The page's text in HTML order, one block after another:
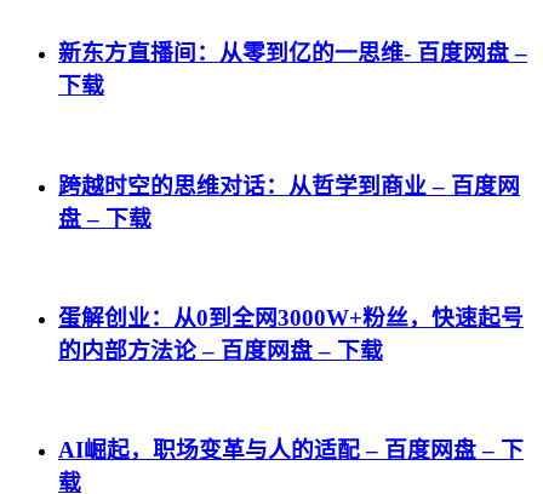
新东方直播间：从零到亿的一思维- 百度网盘 –
下载
跨越时空的思维对话：从哲学到商业 – 百度网
盘 – 下载
蛋解创业：从0到全网3000W+粉丝，快速起号
的内部方法论 – 百度网盘 – 下载
AI崛起，职场变革与人的适配 – 百度网盘 – 下
载